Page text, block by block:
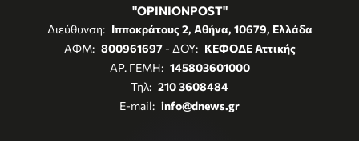
"OPINIONPOST"
Διεύθυνση: Ιπποκράτους 2, Αθήνα, 10679, Ελλάδα
ΑΦΜ: 800961697- ΔΟΥ: ΚΕΦΟΔΕ Αττικής
ΑΡ. ΓΕΜΗ: 145803601000
Τηλ: 210 3608484
E-mail: info@dnews.gr